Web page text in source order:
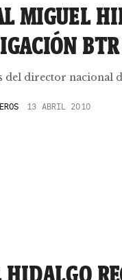
MIGUEL
BTR
del director nacional
13 ABRIL 2010